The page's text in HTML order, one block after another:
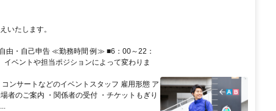
いたします。
由・自己申告 ≪勤務時間 例≫ ■6：00～22：
ベントや担当ポジションによって変わりま
ンサートなどのイベントスタッフ 雇用形態 ア
者のご案内 ・関係者の受付 ・チケットもぎり